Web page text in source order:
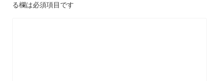
る欄は必須項目です